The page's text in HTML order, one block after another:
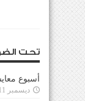
تحت
أسبوع
ديسمبر 11, 2023